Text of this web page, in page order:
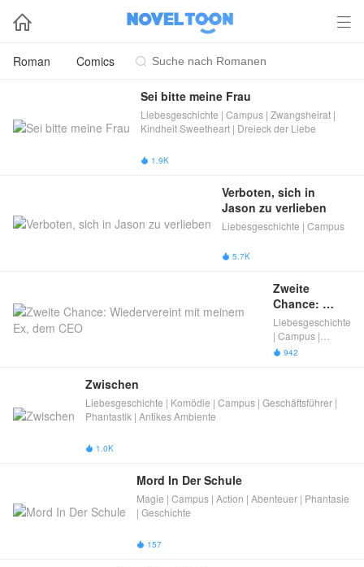
 
Roman Comics 
Sei bitte meine Frau
Liebesgeschichte | Campus | Zwangsheirat |
Kindheit Sweetheart | Dreieck der Liebe
 1.9K
Verboten, sich in
Jason zu verlieben
Liebesgeschichte | Campus
 5.7K
Zweite
Chance:
Wiedervereint
mit meinem
Ex, dem CEO
Liebesgeschichte
| Campus |
Geschäftsführer
 942
Zwischen
Liebesgeschichte | Komödie | Campus | Geschäftsführer |
Phantastik | Antikes Ambiente
 1.0K
Mord In Der Schule
Magie | Campus | Action | Abenteuer | Phantasie
| Geschichte
 157